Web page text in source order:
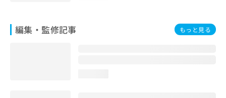
編集・監修記事 もっと見る